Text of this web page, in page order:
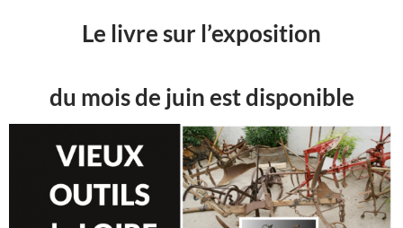
Le livre sur l’exposition
du mois de juin est disponible